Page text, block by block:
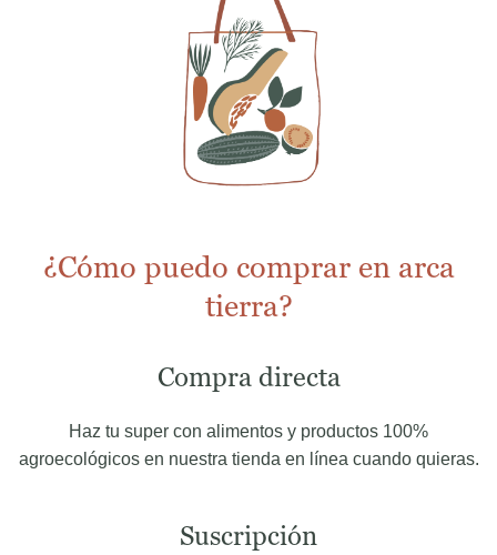
¿Cómo puedo comprar en arca
tierra?
Compra directa
Haz tu super con alimentos y productos 100%
agroecológicos en nuestra tienda en línea cuando quieras.
Suscripción